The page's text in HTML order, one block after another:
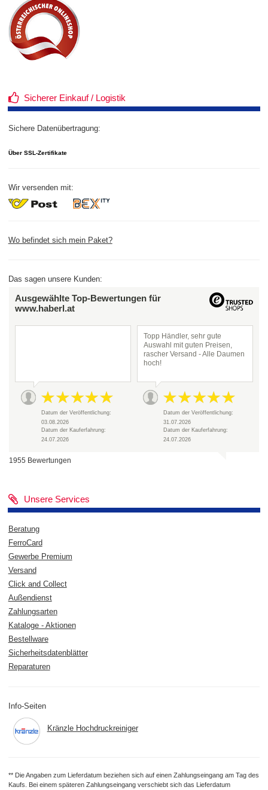
Sicherer Einkauf / Logistik
Sichere Datenübertragung:
Über SSL-Zertifikate
Wir versenden mit:
Wo befindet sich mein Paket?
Das sagen unsere Kunden:
Ausgewählte Top-Bewertungen für
www.haberl.at
Datum der Veröffentlichung:
03.08.2026
Datum der Kauferfahrung:
24.07.2026
Topp Händler, sehr gute
Auswahl mit guten Preisen,
rascher Versand - Alle Daumen
hoch!
Datum der Veröffentlichung:
31.07.2026
Datum der Kauferfahrung:
24.07.2026
1955 Bewertungen
Unsere Services
Beratung
FerroCard
Gewerbe Premium
Versand
Click and Collect
Außendienst
Zahlungsarten
Kataloge - Aktionen
Bestellware
Sicherheitsdatenblätter
Reparaturen
Info-Seiten
Kränzle Hochdruckreiniger
** Die Angaben zum Lieferdatum beziehen sich auf einen Zahlungseingang am Tag des
Kaufs. Bei einem späteren Zahlungseingang verschiebt sich das Lieferdatum